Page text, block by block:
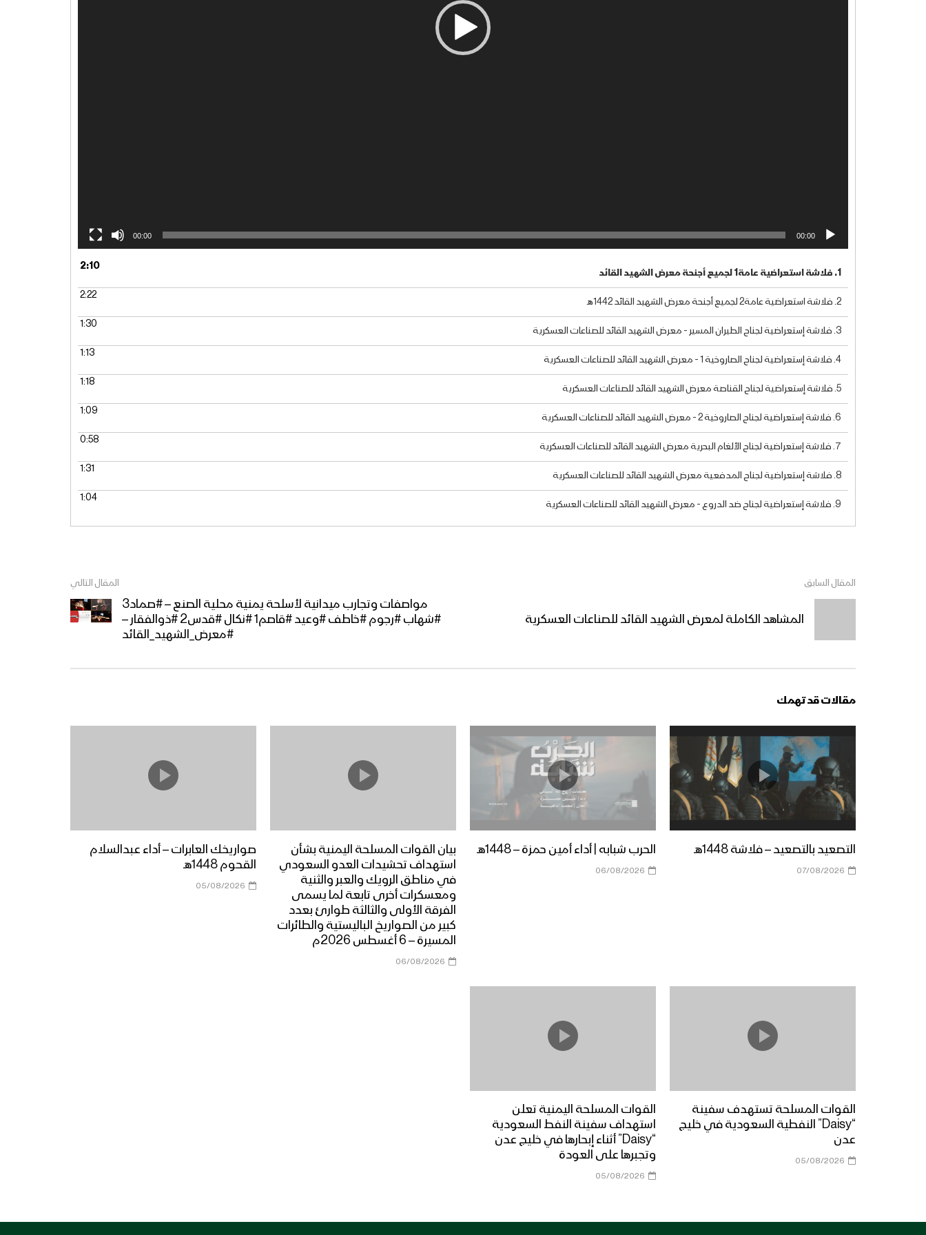
00:00
00:00
1. فلاشة استعراضية عامة1 لجميع أجنحة معرض الشهيد القائد
2:10
2. فلاشة استعراضية عامة2 لجميع أجنحة معرض الشهيد القائد 1442هـ
2:22
3. فلاشة إستعراضية لجناح الطيران المسير - معرض الشهيد القائد للصناعات العسكرية
1:30
4. فلاشة إستعراضية لجناح الصاروخية 1 - معرض الشهيد القائد للصناعات العسكرية
1:13
5. فلاشة إستعراضية لجناح القناصة معرض الشهيد القائد للصناعات العسكرية
1:18
6. فلاشة إستعراضية لجناح الصاروخية 2 - معرض الشهيد القائد للصناعات العسكرية
1:09
7. فلاشة إستعراضية لجناح الألغام البحرية معرض الشهيد القائد للصناعات العسكرية
0:58
8. فلاشة إستعراضية لجناح المدفعية معرض الشهيد القائد للصناعات العسكرية
1:31
9. فلاشة إستعراضية لجناح ضد الدروع - معرض الشهيد القائد للصناعات العسكرية
1:04
المقال السابق
المشاهد الكاملة لمعرض الشهيد القائد للصناعات العسكرية
المقال التالي
مواصفات وتجارب ميدانية لأسلحة يمنية محلية الصنع – #صماد3
#شهاب #رجوم #خاطف #وعيد #قاصم1 #نكال #قدس2 #ذوالفقار –
#معرض_الشهيد_القائد
مقالات قد تهمك
التصعيد بالتصعيد – فلاشة 1448هـ
07/08/2026
الحرب شبابه | أداء أمين حمزة – 1448هـ
06/08/2026
بيان القوات المسلحة اليمنية بشأن
استهداف تحشيدات العدو السعودي
في مناطق الرويك والعبر والثنية
ومعسكرات أخرى تابعة لما يسمى
الفرقة الأولى والثالثة طوارئ بعدد
كبير من الصواريخ الباليستية والطائرات
المسيرة – 6 أغسطس 2026م
06/08/2026
صواريخك العابرات – أداء عبدالسلام
القحوم 1448هـ
05/08/2026
القوات المسلحة تستهدف سفينة
“Daisy” النفطية السعودية في خليج
عدن
05/08/2026
القوات المسلحة اليمنية تعلن
استهداف سفينة النفط السعودية
“Daisy” أثناء إبحارها في خليج عدن
وتجبرها على العودة
05/08/2026